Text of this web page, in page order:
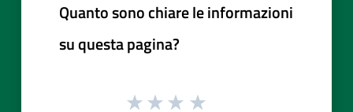
Quanto sono chiare le informazioni
su questa pagina?